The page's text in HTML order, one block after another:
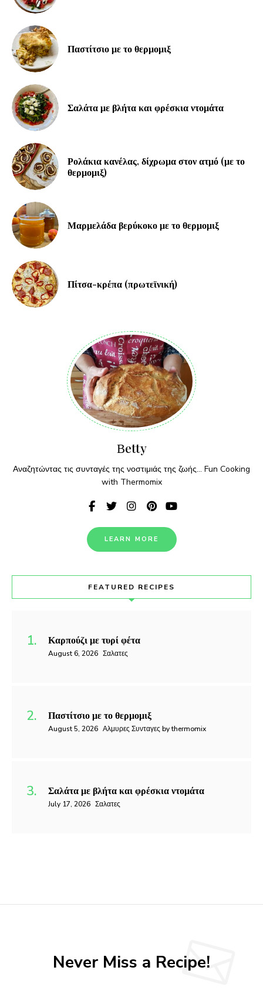
Παστίτσιο με το θερμομιξ
Σαλάτα με βλήτα και φρέσκια ντομάτα
Ρολάκια κανέλας, δίχρωμα στον ατμό (με το
θερμομιξ)
Μαρμελάδα βερύκοκο με το θερμομιξ
Πίτσα-κρέπα (πρωτεϊνική)
Βetty
Αναζητώντας τις συνταγές της νοστιμιάς της ζωής... Fun Cooking
with Thermomix
LEARN MORE
FEATURED RECIPES
Καρπούζι με τυρί φέτα
August 6, 2026 Σαλατες
Παστίτσιο με το θερμομιξ
August 5, 2026 Αλμυρες Συνταγες by thermomix
Σαλάτα με βλήτα και φρέσκια ντομάτα
July 17, 2026 Σαλατες
Never Miss a Recipe!